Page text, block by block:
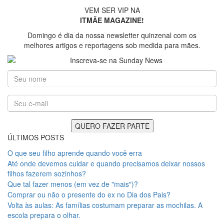
VEM SER VIP NA
ITMÃE MAGAZINE!
Domingo é dia da nossa newsletter quinzenal com os
melhores artigos e reportagens sob medida para mães.
ÚLTIMOS POSTS
O que seu filho aprende quando você erra
Até onde devemos cuidar e quando precisamos deixar nossos
filhos fazerem sozinhos?
Que tal fazer menos (em vez de "mais")?
Comprar ou não o presente do ex no Dia dos Pais?
Volta às aulas: As famílias costumam preparar as mochilas. A
escola prepara o olhar.